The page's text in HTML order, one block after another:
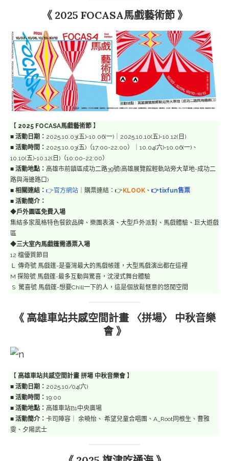
《 2025 FOCASA馬戲藝術節 》
【 2025 FOCASA馬戲藝術節 】
■ 活動日期： 2025.10.03(五)-10.06(一)｜2025.10.10(五)-10.12(日)
■ 活動時間： 2025.10.03(五)（17:00-22:00）｜10.04(六)-10.06(一)、
10.10(五)-10.12(日)（10:00-22:00）
■ 活動地點： 高雄市前鎮區成功二路39號(高雄展覽館輕軌站旁大草地-成功二
路與海邊路口)
■ 相關連結： 👉官方網站 ｜購票連結：👉KLOOK 、 👉tixfun售票
■ 活動簡介：
◆戶外園區免費入場
集結多家風格特色餐飲品牌、樂團表演、大型戶外派對、馬戲體驗、巨大遊戲
區
◆三大室內馬戲篷需憑票入場
12 檔優質節目
Ｌ 傳奇號 馬戲篷-是臺灣最大的馬戲帳篷，大型馬戲演出都在這裡
M 探險號 馬戲篷-最多互動與驚喜，沈浸式舞台體驗
S 驚喜號 馬戲篷-想要Chill一下的人，這是個放鬆愜意的悠閒空間
《 高雄車站共感空間計畫 〈拼場〉 中秋音樂
會 》
【 高雄車站共感空間計畫 拼場 中秋音樂會】
■ 活動日期： 2025.10/04(六)
■ 活動時間： 19:00
■ 活動地點： 高雄車站B1中央廣場
■ 活動簡介： 卡司陣容｜ 余曉怡、 希望兒童合唱團、A_Root同根生、曹雅
雯、夕陽武士